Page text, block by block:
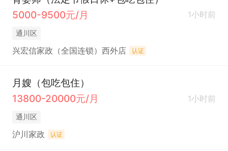
5000-9500元/月
1小时前
通川区
兴宏信家政（全国连锁）西外店 认证
月嫂（包吃包住）
13800-20000元/月
1小时前
通川区
沪川家政 认证